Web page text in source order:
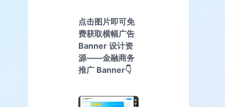
点击图片即可免
费获取横幅广告
Banner 设计资
源——金融商务
推广 Banner👇